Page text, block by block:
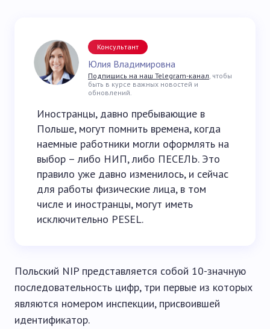
Консультант
Юлия Владимировна
Подпишись на наш Telegram-канал, чтобы
быть в курсе важных новостей и
обновлений.
Иностранцы, давно пребывающие в
Польше, могут помнить времена, когда
наемные работники могли оформлять на
выбор – либо НИП, либо ПЕСЕЛЬ. Это
правило уже давно изменилось, и сейчас
для работы физические лица, в том
числе и иностранцы, могут иметь
исключительно PESEL.
Польский NIP представляется собой 10-значную
последовательность цифр, три первые из которых
являются номером инспекции, присвоившей
идентификатор.